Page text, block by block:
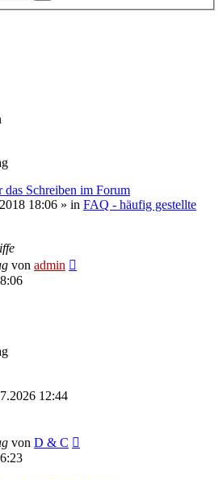
Schreiben im Forum
18:06 » in FAQ - häufig gestellte
von admin
12:44
von D & C